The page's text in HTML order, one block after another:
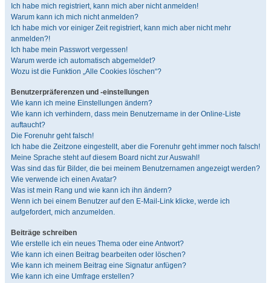
Ich habe mich registriert, kann mich aber nicht anmelden!
Warum kann ich mich nicht anmelden?
Ich habe mich vor einiger Zeit registriert, kann mich aber nicht mehr
anmelden?!
Ich habe mein Passwort vergessen!
Warum werde ich automatisch abgemeldet?
Wozu ist die Funktion „Alle Cookies löschen“?
Benutzerpräferenzen und -einstellungen
Wie kann ich meine Einstellungen ändern?
Wie kann ich verhindern, dass mein Benutzername in der Online-Liste
auftaucht?
Die Forenuhr geht falsch!
Ich habe die Zeitzone eingestellt, aber die Forenuhr geht immer noch falsch!
Meine Sprache steht auf diesem Board nicht zur Auswahl!
Was sind das für Bilder, die bei meinem Benutzernamen angezeigt werden?
Wie verwende ich einen Avatar?
Was ist mein Rang und wie kann ich ihn ändern?
Wenn ich bei einem Benutzer auf den E-Mail-Link klicke, werde ich
aufgefordert, mich anzumelden.
Beiträge schreiben
Wie erstelle ich ein neues Thema oder eine Antwort?
Wie kann ich einen Beitrag bearbeiten oder löschen?
Wie kann ich meinem Beitrag eine Signatur anfügen?
Wie kann ich eine Umfrage erstellen?